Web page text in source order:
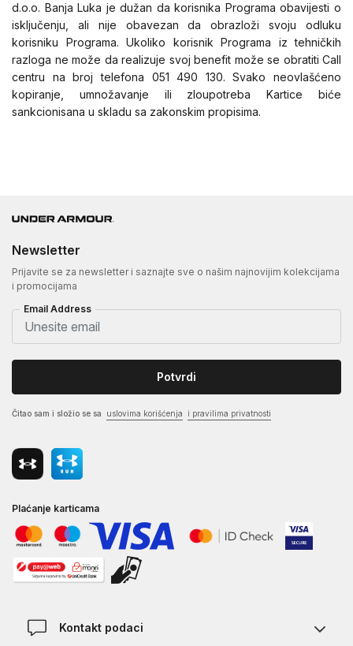
d.o.o. Banja Luka je dužan da korisnika Programa obavijesti o
isključenju, ali nije obavezan da obrazloži svoju odluku
korisniku Programa. Ukoliko korisnik Programa iz tehničkih
razloga ne može da realizuje svoj benefit može se obratiti Call
centru na broj telefona 051 490 130. Svako neovlašćeno
kopiranje, umnožavanje ili zloupotreba Kartice biće
sankcionisana u skladu sa zakonskim propisima.
Newsletter
Prijavite se za newsletter i saznajte sve o našim najnovijim kolekcijama
i promocijama
Email Address
Potvrdi
Čitao sam i složio se sa uslovima korišćenja i pravilima privatnosti
Plaćanje karticama
Kontakt podaci